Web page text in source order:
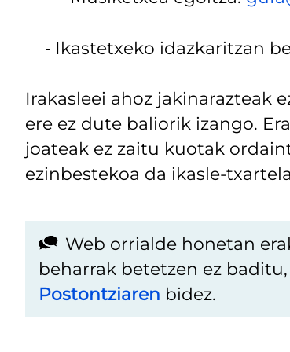
Ikastetxeko idazkaritzan
Irakasleei ahoz jakinarazteak
ere ez dute baliorik izango.
joateak ez zaitu kuotak
ezinbestekoa da ikasle-
Web orrialde honetan
beharrak betetzen ez
Postontziaren bidez.